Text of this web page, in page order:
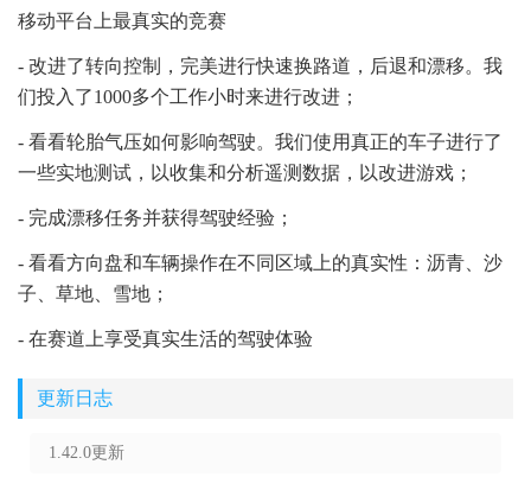
移动平台上最真实的竞赛
- 改进了转向控制，完美进行快速换路道，后退和漂移。我
们投入了1000多个工作小时来进行改进；
- 看看轮胎气压如何影响驾驶。我们使用真正的车子进行了
一些实地测试，以收集和分析遥测数据，以改进游戏；
- 完成漂移任务并获得驾驶经验；
- 看看方向盘和车辆操作在不同区域上的真实性：沥青、沙
子、草地、雪地；
- 在赛道上享受真实生活的驾驶体验
更新日志
1.42.0更新